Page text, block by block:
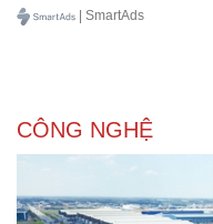
| SmartAds
CÔNG NGHỆ